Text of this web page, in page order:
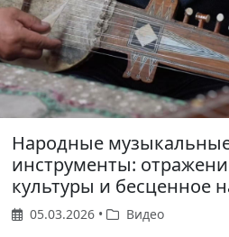
Народные
инструменты:
культуры и бесценное
05.03.2026 • Видео